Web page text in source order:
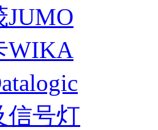
JUMO
WIKA
信号灯